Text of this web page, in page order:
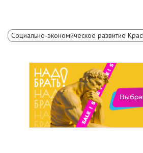
Социально-экономическое развитие